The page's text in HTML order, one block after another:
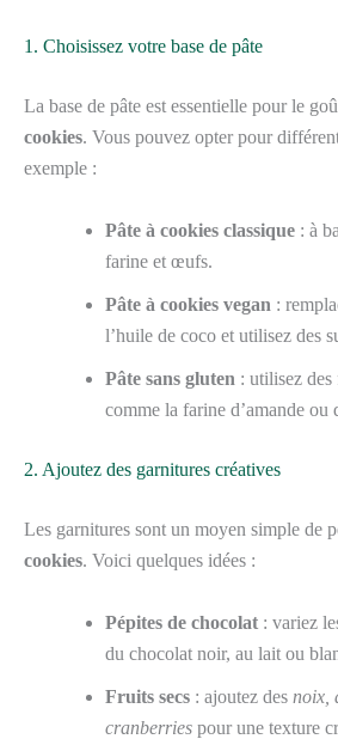
1. Choisissez votre base de pâte
La base de pâte est essentielle pour le
cookies. Vous pouvez opter pour
exemple :
Pâte à cookies classique : à
farine et œufs.
Pâte à cookies vegan :
l’huile de coco et utilisez des
Pâte sans gluten : utilisez des
comme la farine d’amande ou
2. Ajoutez des garnitures créatives
Les garnitures sont un moyen simple de
cookies. Voici quelques idées :
Pépites de chocolat : variez
du chocolat noir, au lait ou
Fruits secs : ajoutez des noix,
cranberries pour une texture